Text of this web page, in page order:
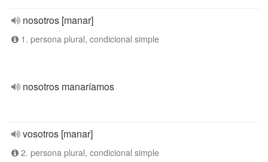
nosotros [manar]
1. persona plural, condicional simple
nosotros manaríamos
vosotros [manar]
2. persona plural, condicional simple